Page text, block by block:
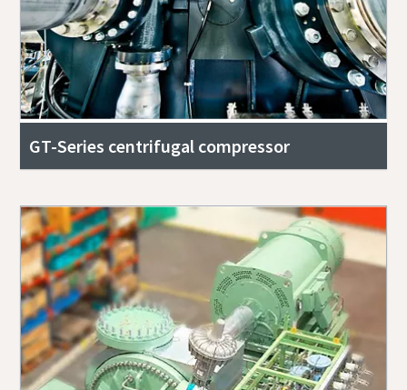
Allt du behöver veta om din process för
pneumatiska transporter
Upptäck hur du kan skapa en effektivare process för
pneumatiska transporter.
Läs mer
GT-Series centrifugal compressor